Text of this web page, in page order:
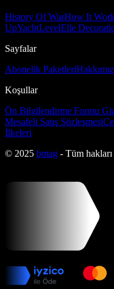
History Of WarHow It
UpYachtLevelElle
Sayfalar
Abonelik Paketleri
Koşullar
Ön Bilgilendirme Formu
Mesafeli Satış Sözleşmesi
İlkeleri
© 2025 bmag - Tüm hakları